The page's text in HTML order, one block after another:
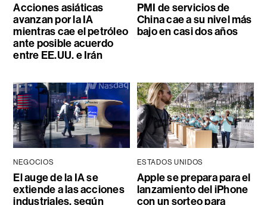
Acciones asiáticas
avanzan por la IA
mientras cae el petróleo
ante posible acuerdo
entre EE.UU. e Irán
PMI de servicios de
China cae a su nivel más
bajo en casi dos años
NEGOCIOS
El auge de la IA se
extiende a las acciones
industriales, según
ESTADOS UNIDOS
Apple se prepara para el
lanzamiento del iPhone
con un sorteo para